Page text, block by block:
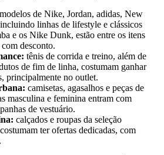
modelos de Nike, Jordan, adidas, New
linhas de lifestyle e clássicos
e os Nike Dunk, estão entre os itens
desconto.
tênis de corrida e treino, além de
de fim de linha, costumam ganhar
principalmente no outlet.
camisetas, agasalhos e peças de
masculina e feminina entram com
de vestuário.
calçados e roupas da seleção
ter ofertas dedicadas, com